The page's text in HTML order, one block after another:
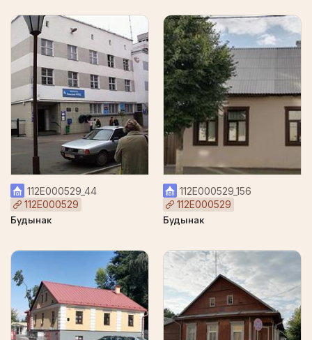
112Е000529_44
112Е000529
Будынак
112Е000529_156
112Е000529
Будынак